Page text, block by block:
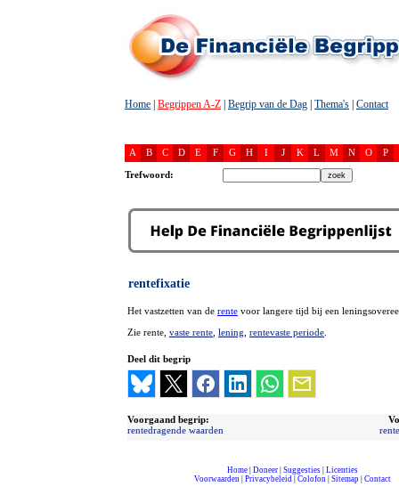
Home Begrippen A-Z Begrip van de Dag Thema's Contact
A B C D E F G H I J K L M N O P
Trefwoord:
rentefixatie
Het vastzetten van de rente voor langere tijd bij een
Zie rente, vaste rente lening rentevaste periode
Deel dit begrip
Voorgaand begrip:
rentedragende waarden
Home| Doneer| Suggesties| Licenties
Voorwaarden| Privacybeleid| Colofon| Sitemap| Contact